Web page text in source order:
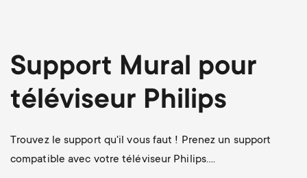
Support Mural pour
téléviseur Philips
Trouvez le support qu'il vous faut ! Prenez un support
compatible avec votre téléviseur Philips….